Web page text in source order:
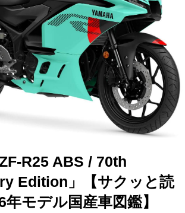
R25 ABS / 70th
Edition」【サクッと読
モデル国産車図鑑】